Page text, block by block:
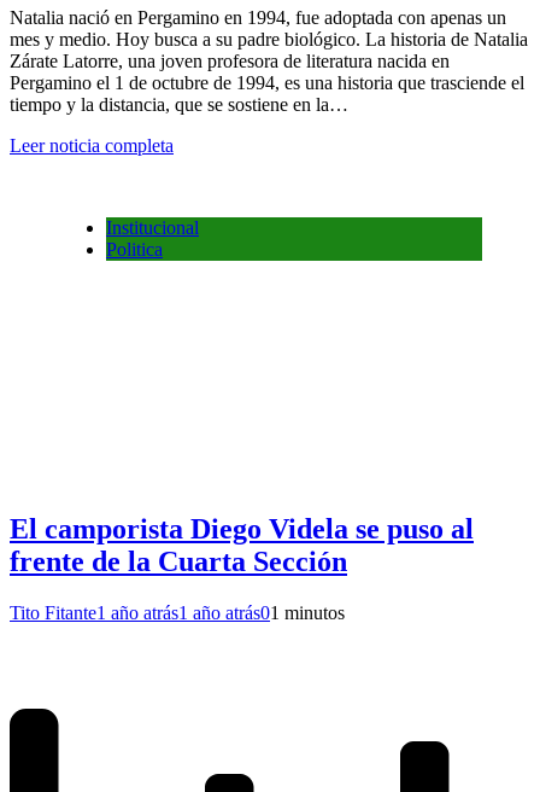
Natalia nació en Pergamino en 1994, fue adoptada con apenas un
mes y medio. Hoy busca a su padre biológico. La historia de Natalia
Zárate Latorre, una joven profesora de literatura nacida en
Pergamino el 1 de octubre de 1994, es una historia que trasciende el
tiempo y la distancia, que se sostiene en la…
Leer noticia completa
Institucional
Politica
El camporista Diego Videla se puso al
frente de la Cuarta Sección
Tito Fitante1 año atrás1 año atrás01 minutos